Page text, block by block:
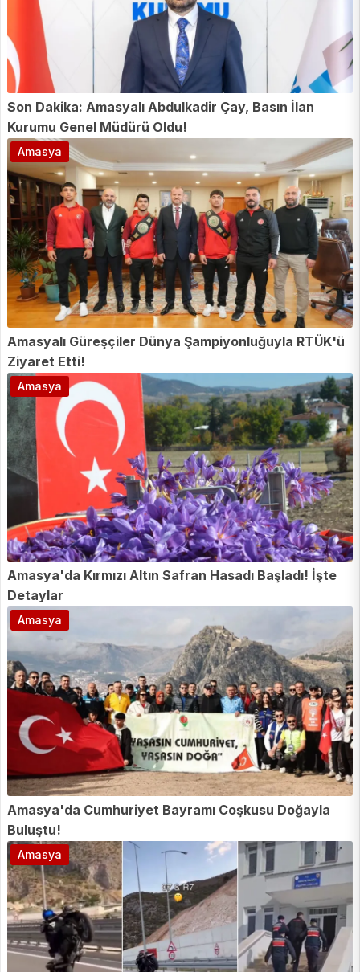
Son Dakika: Amasyalı Abdulkadir Çay, Basın İlan
Kurumu Genel Müdürü Oldu!
Amasyalı Güreşçiler Dünya Şampiyonluğuyla RTÜK'ü
Ziyaret Etti!
Amasya
Amasya'da Kırmızı Altın Safran Hasadı Başladı! İşte
Detaylar
Amasya
Amasya'da Cumhuriyet Bayramı Coşkusu Doğayla
Buluştu!
Amasya
Amasya